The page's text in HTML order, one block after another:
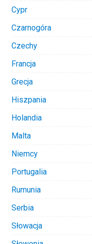
Cypr
Czarnogóra
Czechy
Francja
Grecja
Hiszpania
Holandia
Malta
Niemcy
Portugalia
Rumunia
Serbia
Słowacja